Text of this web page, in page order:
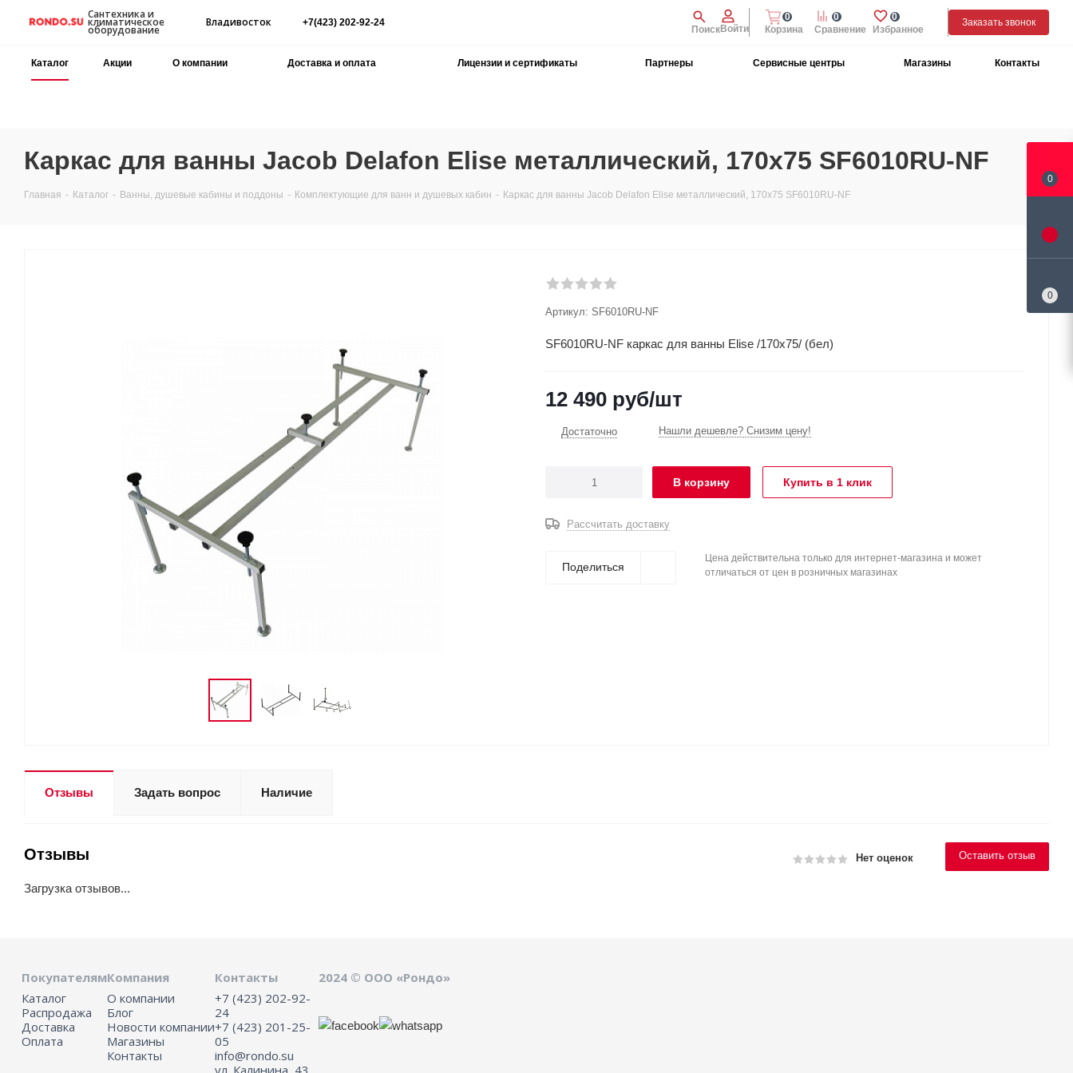
Сантехника и
климатическое
оборудование
Владивосток +7(423) 202-92-24
ПоискВойти Избранное
0
Сравнение
0
Корзина
0
Заказать звонок
Каталог Акции О компании Доставка и оплата Лицензии и сертификаты Партнеры Сервисные центры Магазины Контакты
Каркас для ванны Jacob Delafon Elise металлический, 170х75 SF6010RU-NF
Главная - Каталог - Ванны, душевые кабины и поддоны - Комплектующие для ванн и душевых кабин - Каркас для ванны Jacob Delafon Elise металлический, 170х75 SF6010RU-NF
Артикул: SF6010RU-NF
SF6010RU-NF каркас для ванны Elise /170x75/ (бел)
12 490 руб/шт
Достаточно Нашли дешевле? Снизим цену!
В корзину Купить в 1 клик
Рассчитать доставку
Поделиться
Цена действительна только для интернет-магазина и может
отличаться от цен в розничных магазинах
Отзывы Задать вопрос Наличие
Отзывы Нет оценок Оставить отзыв
Загрузка отзывов...
Покупателям
Каталог
Распродажа
Доставка
Оплата
Компания
О компании
Блог
Новости компании
Магазины
Контакты
Контакты
+7 (423) 202-92-
24
+7 (423) 201-25-
05
info@rondo.su
ул. Калинина, 43
2024 © ООО «Рондо»
0
0